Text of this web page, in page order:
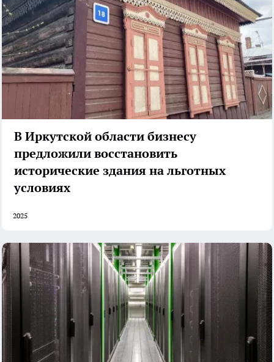
В Иркутской области бизнесу
предложили восстановить
исторические здания на льготных
условиях
2025